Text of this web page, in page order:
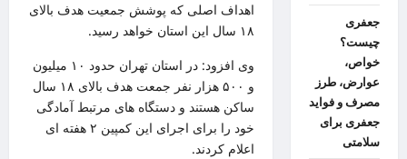
اهداف اصلی که پوشش جمعیت هدف بالای
۱۸ سال این استان خواهد رسید.
وی افزود: در استان تهران حدود ۱۰ میلیون
و ۵۰۰ هزار نفر جمعت هدف بالای ۱۸ سال
ساکن هستند و دستگاه های مرتبط آمادگی
خود را برای اجرای این کمپین ۲ هفته ای
اعلام کردند.
جعفری
چیست؟
خواص،
عوارض، طرز
مصرف و فواید
جعفری برای
سلامتی